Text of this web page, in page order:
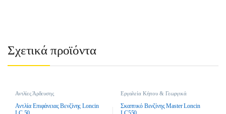
Σχετικά προϊόντα
Αντλίες Άρδευσης
Αντλία Επιφάνειας Βενζίνης Loncin
Εργαλεία Κήπου & Γεωργικά
Σκαπτικά Μηχανήματα Βενζίνης
Σκαπτικό Βενζίνης Master Loncin